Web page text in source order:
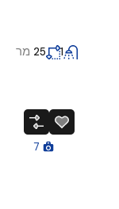
1
25 מר
7